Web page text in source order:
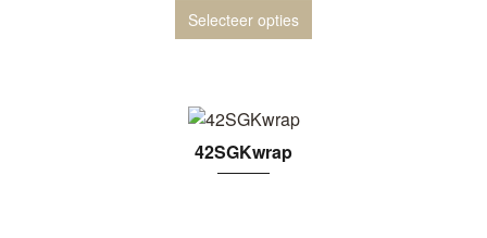
Selecteer opties
42SGKwrap